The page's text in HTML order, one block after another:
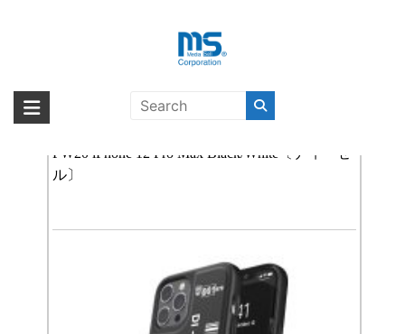
海外輸入ブランド商品｜株式会社
海外事業部が取り揃えている海外輸入商品には、日本では珍しい「海外ブ
ランド」をはじめ「ユニークな商品」「機能的な商品」「コストパフォー
FW20 iPhone 12 Pro Max Black/White〔ディーゼ
ル〕